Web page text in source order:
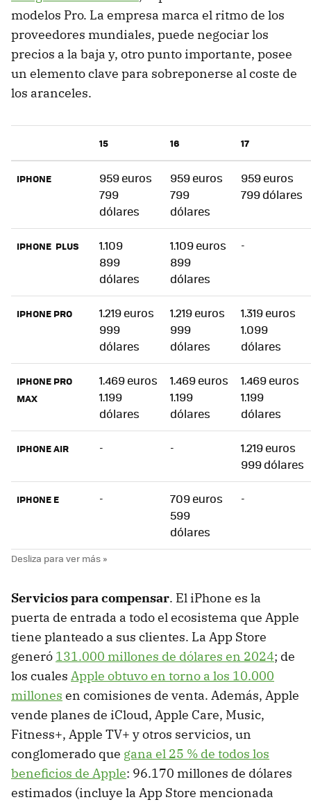
modelos Pro. La empresa marca el ritmo de los
proveedores mundiales, puede negociar los
precios a la baja y, otro punto importante, posee
un elemento clave para sobreponerse al coste de
los aranceles.
15 16 17
IPHONE
959 euros
799
dólares
959 euros
799
dólares
959 euros
799 dólares
IPHONE PLUS
1.109
899
dólares
1.109 euros
899
dólares
-
IPHONE PRO
1.219 euros
999
dólares
1.219 euros
999
dólares
1.319 euros
1.099
dólares
IPHONE PRO
MAX
1.469 euros
1.199
dólares
1.469 euros
1.199
dólares
1.469 euros
1.199
dólares
IPHONE AIR - -
1.219 euros
999 dólares
IPHONE E -
709 euros
599
dólares
-
Servicios para compensar. El iPhone es la
puerta de entrada a todo el ecosistema que Apple
tiene planteado a sus clientes. La App Store
generó 131.000 millones de dólares en 2024; de
los cuales Apple obtuvo en torno a los 10.000
millones en comisiones de venta. Además, Apple
vende planes de iCloud, Apple Care, Music,
Fitness+, Apple TV+ y otros servicios, un
conglomerado que gana el 25 % de todos los
beneficios de Apple: 96.170 millones de dólares
estimados (incluye la App Store mencionada